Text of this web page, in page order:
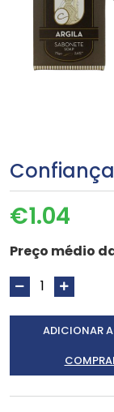
€1.04
Preço médio
ADICIONAR